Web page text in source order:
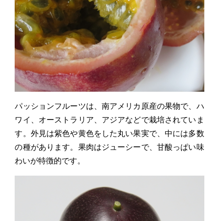
パッションフルーツは、南アメリカ原産の果物で、ハ
ワイ、オーストラリア、アジアなどで栽培されていま
す。外見は紫色や黄色をした丸い果実で、中には多数
の種があります。果肉はジューシーで、甘酸っぱい味
わいが特徴的です。